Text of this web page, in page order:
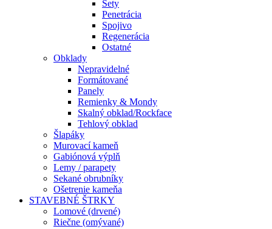
Sety
Penetrácia
Spojivo
Regenerácia
Ostatné
Obklady
Nepravidelné
Formátované
Panely
Remienky & Mondy
Skalný obklad/Rockface
Tehlový obklad
Šlapáky
Murovací kameň
Gabiónová výplň
Lemy / parapety
Sekané obrubníky
Ošetrenie kameňa
STAVEBNÉ ŠTRKY
Lomové (drvené)
Riečne (omývané)